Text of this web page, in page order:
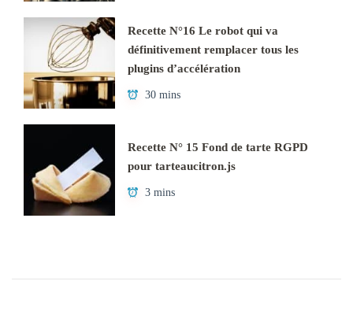
Recette N°16 Le robot qui va
définitivement remplacer tous les
plugins d’accélération
30 mins
Recette N° 15 Fond de tarte RGPD
pour tarteaucitron.js
3 mins